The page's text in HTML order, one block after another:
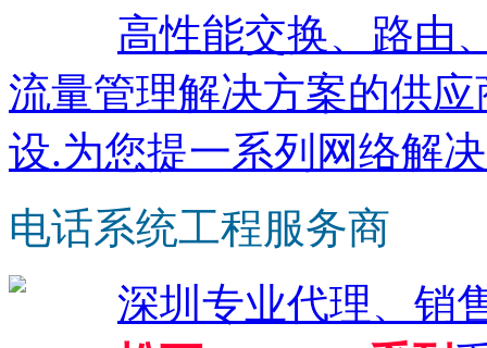
高性能交换、路由
流量管理解决方案的供
设.为您提一系列网络解
电话系统工程服务商
深圳专业代理、销